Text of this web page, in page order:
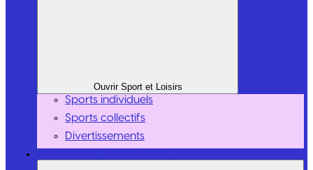
Ouvrir Sport et Loisirs
Sports individuels
Sports collectifs
Divertissements